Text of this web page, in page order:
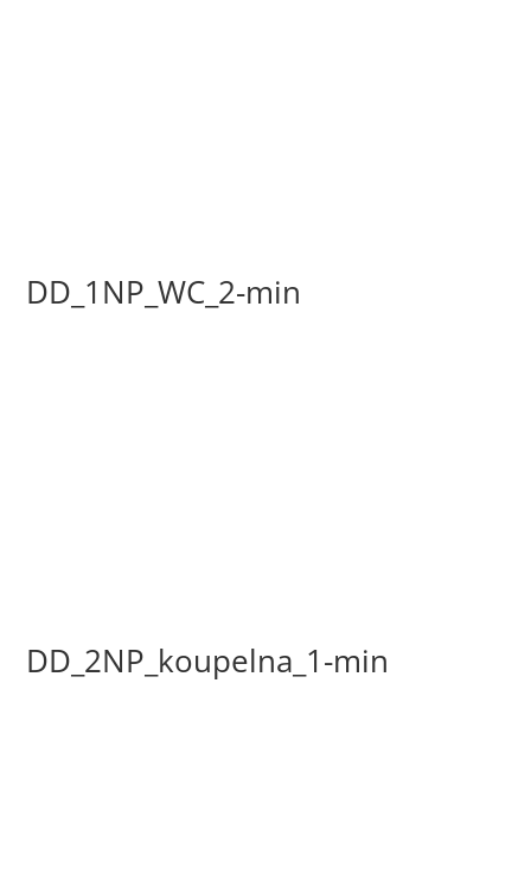
DD_1NP_WC_2-min
DD_2NP_koupelna_1-min